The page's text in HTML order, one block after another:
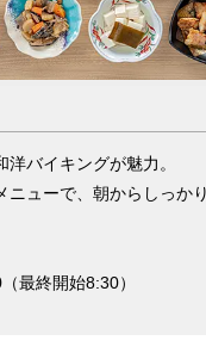
バイキングが魅力。
ニューで、朝からしっか
最終開始8:30）